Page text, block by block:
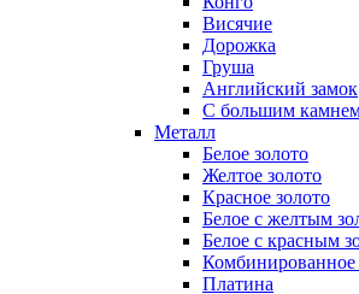
Висячие
Дорожка
Груша
Английский замок
С большим
Металл
Белое золото
Желтое золото
Красное золото
Белое с желтым
Белое с красным
Комбинированное
Платина